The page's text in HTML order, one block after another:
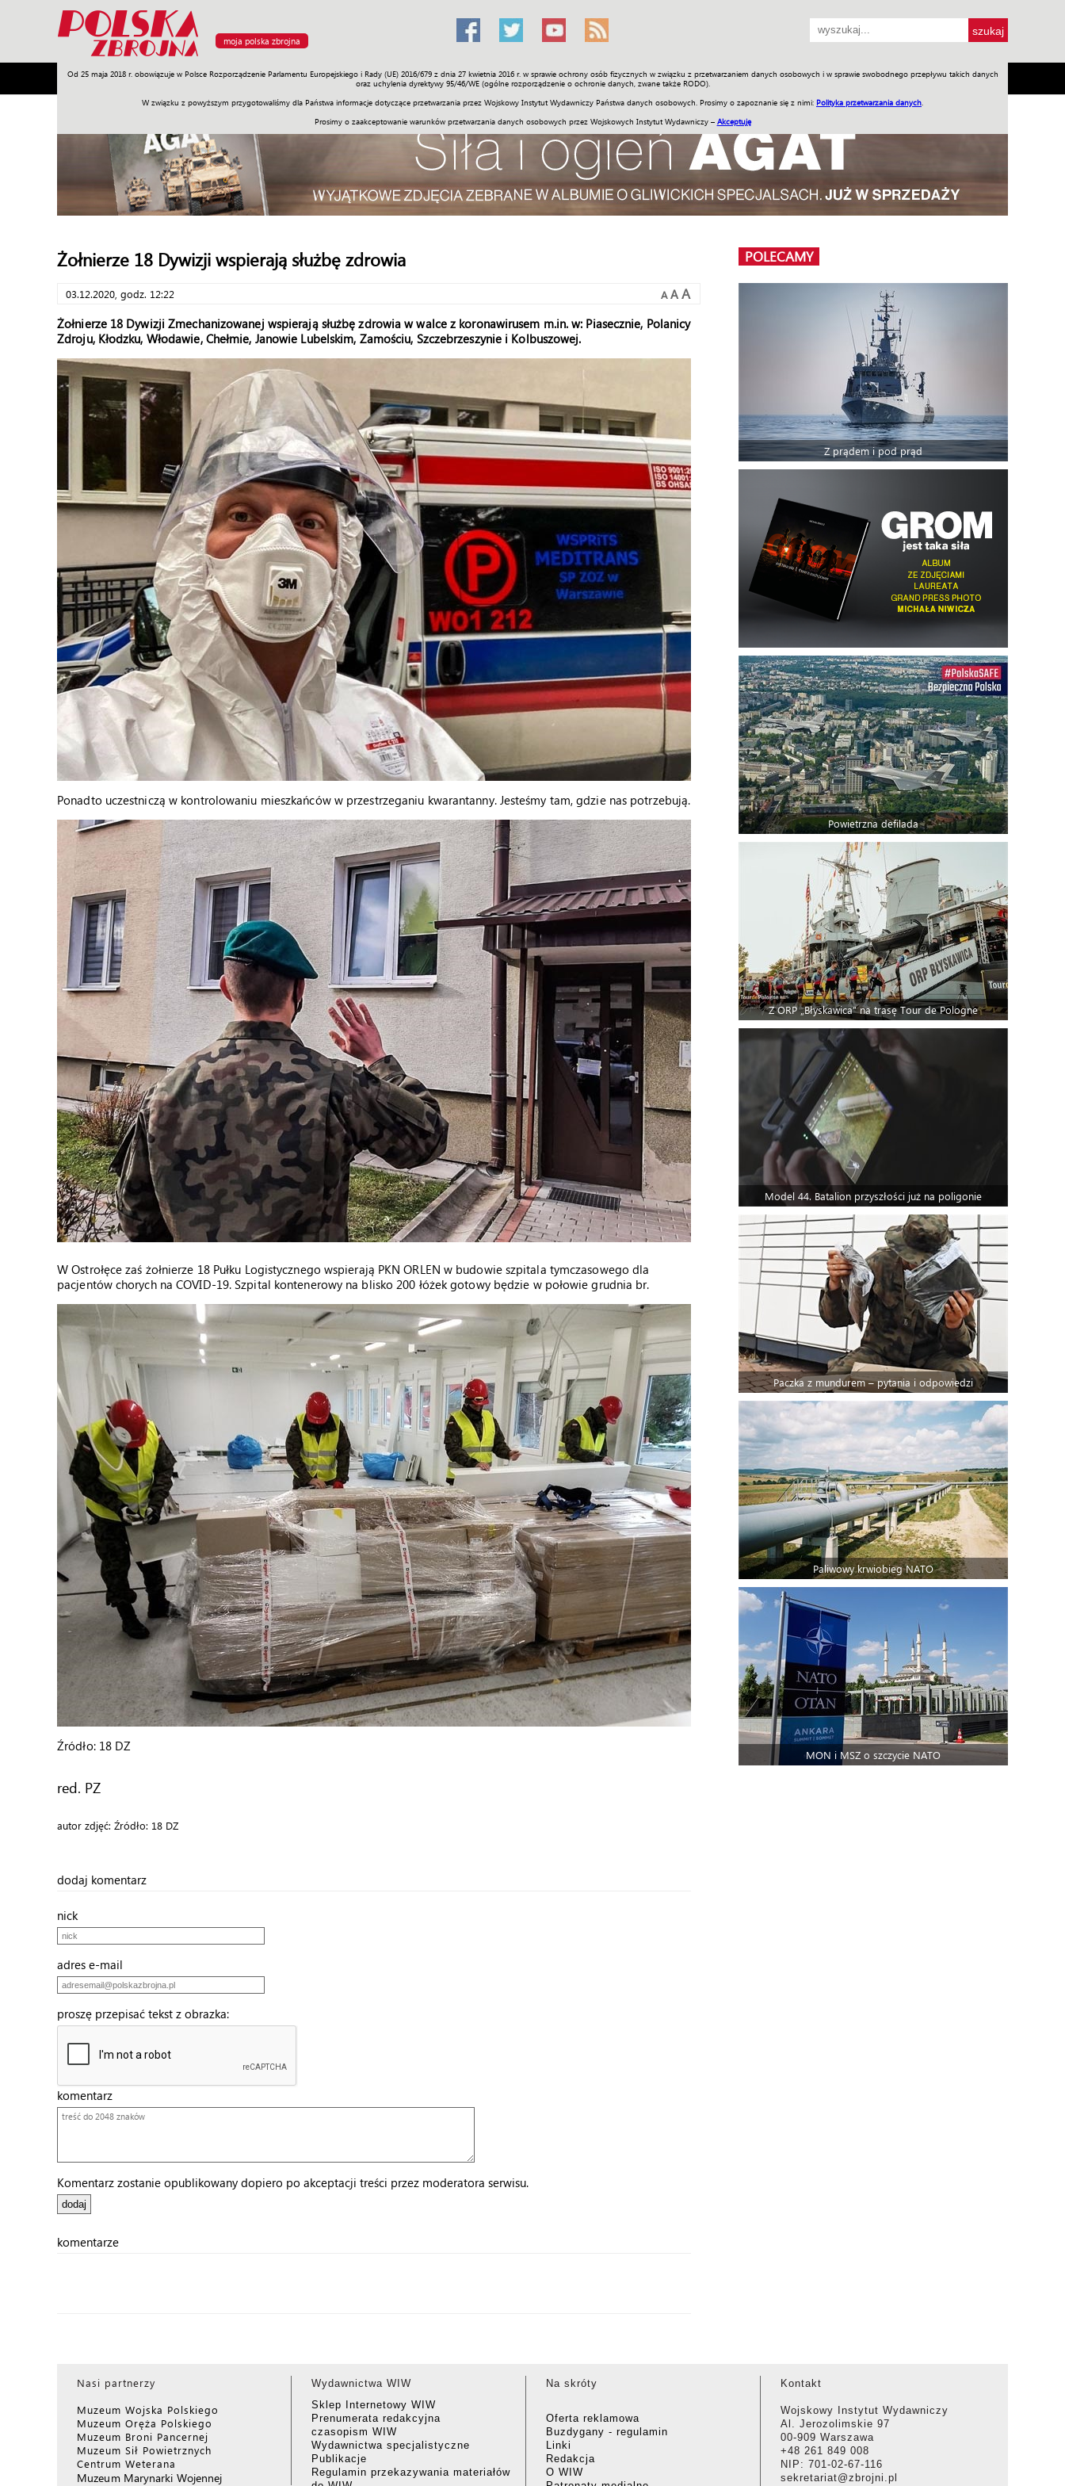
moja polska zbrojna
Od 25 maja 2018 r. obowiązuje w Polsce Rozporządzenie Parlamentu Europejskiego i Rady (UE) 2016/679 z dnia 27 kwietnia 2016 r. w sprawie ochrony osób fizycznych w związku z przetwarzaniem danych osobowych i w sprawie swobodnego przepływu takich danych
oraz uchylenia dyrektywy 95/46/WE (ogólne rozporządzenie o ochronie danych, zwane także RODO).
W związku z powyższym przygotowaliśmy dla Państwa informacje dotyczące przetwarzania przez Wojskowy Instytut Wydawniczy Państwa danych osobowych. Prosimy o zapoznanie się z nimi: Polityka przetwarzania danych
Prosimy o zaakceptowanie warunków przetwarzania danych osobowych przez Wojskowych Instytut Wydawniczy – Akceptuję
Armia Poligon Sprzęt Misje Polityka Prawo Świat Społeczność Sport Historia Galerie Wideo ENGLISH SKLEP Jednodniówki Praca w WIW
Żołnierze 18 Dywizji wspierają służbę zdrowia
03.12.2020, godz. 12:22 A A A
Żołnierze 18 Dywizji Zmechanizowanej wspierają służbę zdrowia w walce z koronawirusem m.in. w: Piasecznie, Polanicy
Zdroju, Kłodzku, Włodawie, Chełmie, Janowie Lubelskim, Zamościu, Szczebrzeszynie i Kolbuszowej.
Ponadto uczestniczą w kontrolowaniu mieszkańców w przestrzeganiu kwarantanny. Jesteśmy tam, gdzie nas potrzebują.
W Ostrołęce zaś żołnierze 18 Pułku Logistycznego wspierają PKN ORLEN w budowie szpitala tymczasowego dla
pacjentów chorych na COVID-19. Szpital kontenerowy na blisko 200 łóżek gotowy będzie w połowie grudnia br.
Źródło: 18 DZ
red. PZ
autor zdjęć: Źródło: 18 DZ
dodaj komentarz
nick
adres e-mail
proszę przepisać tekst z obrazka:
komentarz
Komentarz zostanie opublikowany dopiero po akceptacji treści przez moderatora serwisu.
komentarze
POLECAMY
Z prądem i pod prąd
Powietrzna defilada
Z ORP „Błyskawica” na trasę Tour de Pologne
Model 44. Batalion przyszłości już na poligonie
Paczka z mundurem – pytania i odpowiedzi
Paliwowy krwiobieg NATO
MON i MSZ o szczycie NATO
Nasi partnerzy
Muzeum Wojska Polskiego
Muzeum Oręża Polskiego
Muzeum Broni Pancernej
Muzeum Sił Powietrznych
Centrum Weterana
Muzeum Marynarki Wojennej
Wydawnictwa WIW
Sklep Internetowy WIW
Prenumerata redakcyjna
czasopism WIW
Wydawnictwa specjalistyczne
Publikacje
Regulamin przekazywania materiałów
Na skróty
Oferta reklamowa
Buzdygany - regulamin
Linki
Redakcja
O WIW
Kontakt
Wojskowy Instytut Wydawniczy
Al. Jerozolimskie 97
00-909 Warszawa
+48 261 849 008
NIP: 701-02-67-116
sekretariat@zbrojni.pl